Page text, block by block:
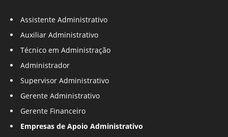
Assistente Administrativo
Auxiliar Administrativo
Técnico em Administração
Administrador
Supervisor Administrativo
Gerente Administrativo
Gerente Financeiro
Empresas de Apoio Administrativo